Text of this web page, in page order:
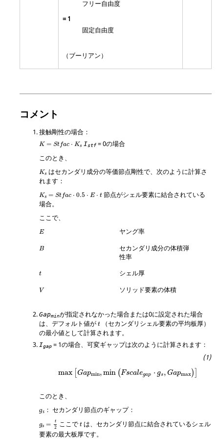
フリー自由度
= 1
固定自由度
（ブーリアン）
コメント
接触剛性の場合：
K = Stfac ⋅ Ks
K= Stfac ⋅K Istf=0の場合
このとき、
Ks はセカンダリ成分の等価節点剛性で、次のように計算さ
れます：
Ks = Stfac ⋅ 0.5 ⋅ E ⋅ t
Ks Stfac ⋅0.5 E⋅ t
節点がシェル要素に結合されている
場合。
ここで、
E ヤング率
B
セカンダリ成分の体積弾
性率
t シェル厚
V ソリッド要素の体積
Gapminが指定されなかった場合または0に設定された場合
は、デフォルト値が t
（セカンダリシェル要素の平均板厚）
の最小値として計算されます。
Igap = 1の場合、可変ギャップは次のように計算されます：
max Gapmin, min ( Fscalegap ⋅ gs , Gapmax)
[Ga min(F a gs max
このとき、
gs ： セカンダリ節点のギャップ：
gs = t
2 ここで t は、セカンダリ節点に結合されているシェル
要素の最大板厚です。